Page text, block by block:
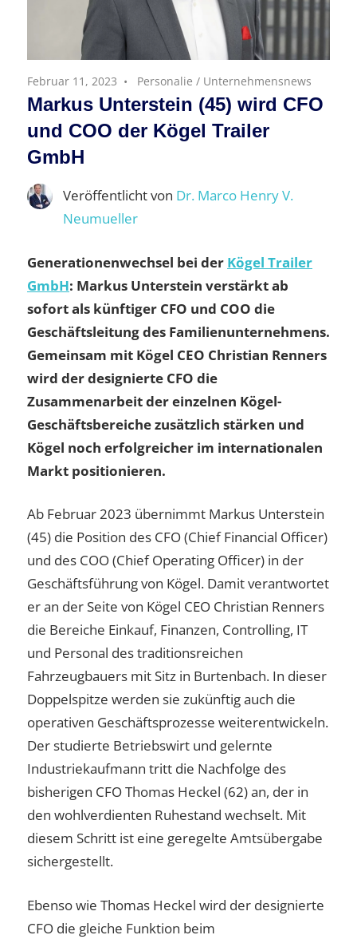
Februar 11, 2023 Personalie / Unternehmensnews
Markus Unterstein (45) wird CFO
und COO der Kögel Trailer
GmbH
Veröffentlicht von Dr. Marco Henry V.
Neumueller
Generationenwechsel bei der Kögel Trailer
GmbH: Markus Unterstein verstärkt ab
sofort als künftiger CFO und COO die
Geschäftsleitung des Familienunternehmens.
Gemeinsam mit Kögel CEO Christian Renners
wird der designierte CFO die
Zusammenarbeit der einzelnen Kögel-
Geschäftsbereiche zusätzlich stärken und
Kögel noch erfolgreicher im internationalen
Markt positionieren.
Ab Februar 2023 übernimmt Markus Unterstein
(45) die Position des CFO (Chief Financial Officer)
und des COO (Chief Operating Officer) in der
Geschäftsführung von Kögel. Damit verantwortet
er an der Seite von Kögel CEO Christian Renners
die Bereiche Einkauf, Finanzen, Controlling, IT
und Personal des traditionsreichen
Fahrzeugbauers mit Sitz in Burtenbach. In dieser
Doppelspitze werden sie zukünftig auch die
operativen Geschäftsprozesse weiterentwickeln.
Der studierte Betriebswirt und gelernte
Industriekaufmann tritt die Nachfolge des
bisherigen CFO Thomas Heckel (62) an, der in
den wohlverdienten Ruhestand wechselt. Mit
diesem Schritt ist eine geregelte Amtsübergabe
sichergestellt.
Ebenso wie Thomas Heckel wird der designierte
CFO die gleiche Funktion beim